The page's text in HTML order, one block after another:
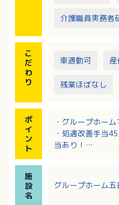
介護職員実務者
こ
だ
わ
り
車通勤可
残業ほぼなし
ポ
イ
ン
ト
・グループホー
・処遇改善手当
当あり！
施
設
名
グループホーム